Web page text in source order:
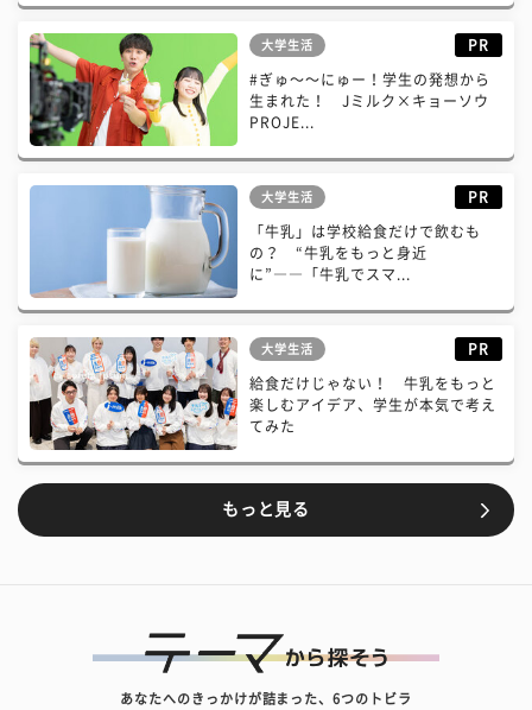
大学生活 PR
#ぎゅ〜〜にゅー！学生の発想から
生まれた！ Jミルク×キョーソウ
PROJE...
大学生活 PR
「牛乳」は学校給食だけで飲むも
の？ “牛乳をもっと身近
に”――「牛乳でスマ...
大学生活 PR
給食だけじゃない！ 牛乳をもっと
楽しむアイデア、学生が本気で考え
てみた
もっと見る
あなたへのきっかけが詰まった、6つのトビラ